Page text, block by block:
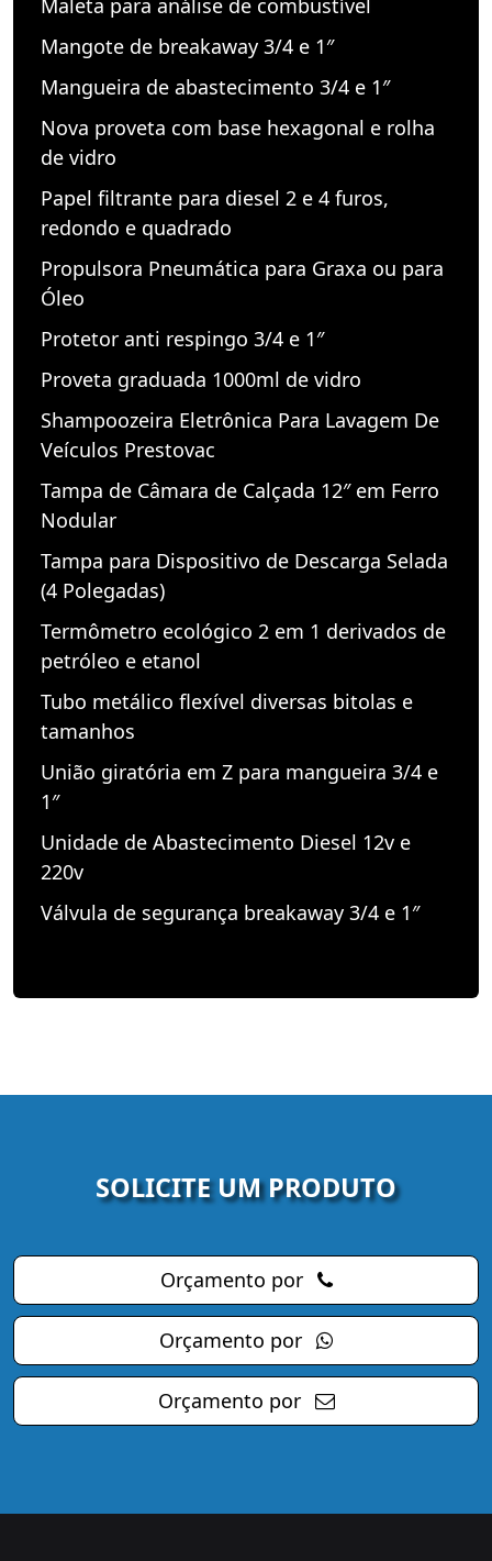
Maleta para análise de combustível
Mangote de breakaway 3/4 e 1″
Mangueira de abastecimento 3/4 e 1″
Nova proveta com base hexagonal e rolha
de vidro
Papel filtrante para diesel 2 e 4 furos,
redondo e quadrado
Propulsora Pneumática para Graxa ou para
Óleo
Protetor anti respingo 3/4 e 1″
Proveta graduada 1000ml de vidro
Shampoozeira Eletrônica Para Lavagem De
Veículos Prestovac
Tampa de Câmara de Calçada 12″ em Ferro
Nodular
Tampa para Dispositivo de Descarga Selada
(4 Polegadas)
Termômetro ecológico 2 em 1 derivados de
petróleo e etanol
Tubo metálico flexível diversas bitolas e
tamanhos
União giratória em Z para mangueira 3/4 e
1″
Unidade de Abastecimento Diesel 12v e
220v
Válvula de segurança breakaway 3/4 e 1″
SOLICITE UM PRODUTO
Orçamento por
Orçamento por
Orçamento por